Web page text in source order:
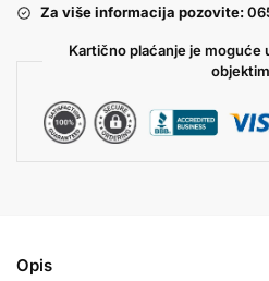
Za više informacija pozovite:
Kartično plaćanje je moguće
Opis